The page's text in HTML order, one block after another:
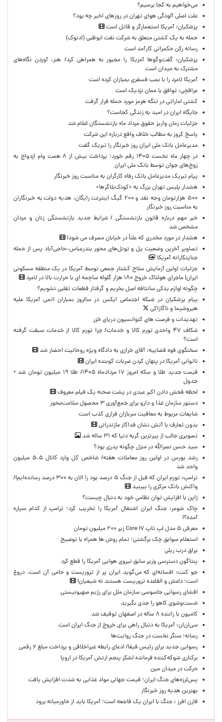
می‌خواهیم به کجا برسیم؟
علت اصلی آلودگی هوای تهران در روزهای اخیر چه بود؟
پزشکیان: آمریکا استعمارگر و قاتل است
حمله به یک کشتی متعلق به شرکت نفت ابوظبی (ادنوک)
رسانه رکن حکمرانی کارآمد است
پزشکیان: گفت‌وگوها آمریکا را مجبور به همراهی کرد/ هنر، آوردن نگاه‌های
مشترک به میدان است
آمریکا لامرد را با بمب فسفری بمباران کرده است
عراقچی: توافق با عمان نزدیک است
کشتی اماراتی در تنگه هرمز مورد حمله قرار گرفت
جایگاه ایران در امید به زندگی کجاست؟
جزئیات زمان واریز حقوق مرداد ماه بازنشستگان اعلام شد
پاسخ کروز به مطالب خلاف واقع درباره این شرکت
مدیرعامل بانک ملی ایران روز خبرنگار را تبریک گفت
در چهار ماه نخست ۱۴۰۵ رقم خورد؛ پرداخت بیش از ۸ همت وام ازدواج به
زوج‌های جوان توسط بانک ملی ایران
پیام تبریک مدیرعامل بانک رفاه کارگران به مناسبت روز خبرنگار
هشدار پلیس تهران بزرگ به «کودک‌بلاگرها»
۵۰۰ هزارتومان وجه نقد و ۲۰۰ گیگ اینترنت رایگان، هدیه دولت به خبرنگاران
به مناسبت روز خبرنگار
خبر مهم درباره قانون بازنشستگی / شرایط جدید بازنشستگی زنان و مردان
مشخص شد
هشدار در مورد مخدری که علناً در خیابان مصرف می شود!
تصاویر آخرین وضعیت پل و تونل‌های محور بندرعباس–حاجی‌آباد پس از حمله
جنایتکارانه آمریکا
جزئیات اولین آزمایش سلاح کشتار جمعی توسط آمریکا در یک منطقه مسکونی
ایران| ماجرای هولناک خروج ۱۸۰ هزار گلوله ساچمه ای با حرارت بالا در لامرد
چگونه لوازم یدکی سانتافه اصل بخریم و گرفتار قطعات تقلبی نشویم؟
پیام پزشکیان در شبکه اجتماعی ایکس در سالروز بمباران اتمی آمریکا علیه
هیروشیما و ناگازاکی
تهدیدات و فرصت های کنوانسیون دریای خزر
شکاف ۴۷ واحدی تورم کالا و خدمات/ چرا تورم کالا از خدمات سبقت گرفته
است؟
سخنگوی قوه قضاییه: آقای خرازی به دادگاه ویژه روحانیت احضار شد
ناتوانی آمریکا در پنهان کردن ضربات کوبنده ایران
قیمت جدید طلا و سکه امروز ۱۷ مردادماه ۱۴۰۵/ طلا ۱۹ میلیون تومان شد +
جدول
لحظه‌ فحش دادن اکبر عبدی در پشت صحنه یک فیلم معروف
دستور سازمان غذا و دارو برای جمع‌آوری ۳ محصول سلامت‌محور
شایعات مربوط به معافیت سربازان فراری کذب است
بدون تعارف با آتش نشان فداکار مازندرانی
تصویری جالب از پیرترین گربه دنیا که ۳۱ ساله شد
سید حسن نصرالله در منزل چگونه پدری بود؟
رشد بورس در اولین روز معاملات هفته/ شاخص کل وارد کانال ۵.۵ میلیون
واحد شد
ترامپ: تورم ایران که قبل از جنگ ۵ درصد بود را الان به ۳۰۰ درصد رسانده‌ایم!/
واکنش بانک مرکزی را ببینید
ژاپن با افزایش توان نظامی خود به دنبال چیست؟
چاک شومر: جنگ ایران اشتغال آمریکا را تخریب کرد؛ ترامپ از کدام سیاره
آمده؟!
معرفی ۵ مدل لپ تاپ Core i۷ زیر ۲۰۰ میلیون تومان
استعلام سوابق چک برگشتی؛ تمام روش ها همراه با توضیح
یراق درب ریلی
پنتاگون دسترسی وزیر سابق نیروی هوایی آمریکا را قطع کرد
جو کنت: افسانه‌ای که می‌گوید ایران پر از تروریست و حامی آن است، دروغ
است؛ داعش و القاعده تروریست هستند نه شیعیان!
افشای رسوایی جاسوسی سازمان ملل برای رژیم صهیونیستی
شست‌وشوی کاهو را جدی بگیرید
کامیون با راننده ۸ ساله در اصفهان توقیف شد
سی‌ان‌ان: آمریکا به دنبال راهی برای خروج از جنگ ایران است
رسانه؛ سنگر نخست در جنگ روایت‌ها
رسوایی جدید برای رئیس فیفا/ ادعای رابطه غیراخلاقی و پرداخت مبلغ ۶ رقمی
برکناری شوکه‌کننده فرمانده لشکر پنجم ارتش آمریکا در اروپا
حركت در ميدان مين
پس‌لرزه‌های جنگ ایران؛ قیمت جهانی مواد غذایی به شدت افزایش یافت
بهترین هدیه روز خبرنگار
فارن افرز : جنگ با ایران یک فاجعه است؛ آمریکا باید از خاورمیانه برود